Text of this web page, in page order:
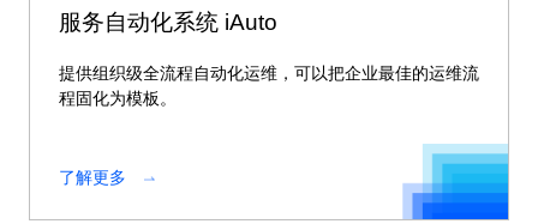
服务自动化系统 iAuto
提供组织级全流程自动化运维，可以把企业最佳的运维流
程固化为模板。
了解更多